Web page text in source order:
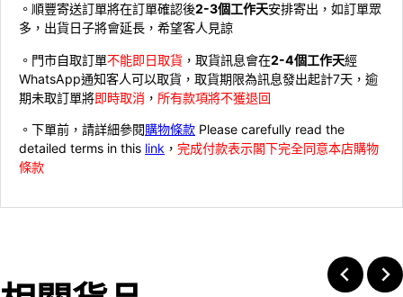
。順豐寄送訂單將在訂單確認後2-3個工作天安排寄出，如訂單眾
多，出貨日子將會延長，希望客人見諒
。門市自取訂單不能即日取貨 ，取貨訊息會在2-4個工作天經
WhatsApp通知客人可以取貨，取貨期限為訊息發出起計7天，逾
期未取訂單將即時取消 ， 所有款項將不獲退回
。下單前，請詳細參閱購物條款 Please carefully read the
detailed terms in this link ， 完成付款表示閣下完全同意本店購物
條款